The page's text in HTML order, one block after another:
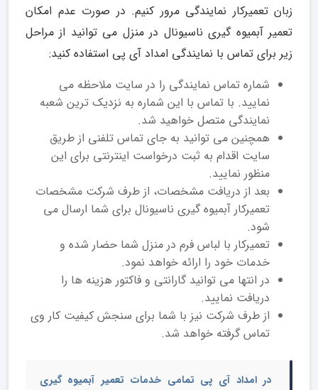
زبان تعمیرکار نمایندگی مرور کنیم. در صورت عدم امکان
تعمیر آبمیوه گیری ناسیونال در منزل می توانید از مراحل
زیر برای تماس با نمایندگی امداد آی پی استفاده کنید:
شماره تماس نمایندگی را در سایت ملاحظه می
نمایید. با تماس با این شماره به نزدیک ترین شعبه
نمایندگی متصل خواهید شد.
همچنین می توانید به جای تماس تلفنی از طریق
سایت اقدام به ثبت درخواست اینترنتی برای این
منظور نمایید.
بعد از دریافت مشخصات، از طرف شرکت مشخصات
تعمیرکار آبمیوه گیری ناسیونال برای شما ارسال می
شود.
تعمیرکار با لباس فرم در منزل شما حضار شده و
خدمات خود را ارائه خواهد نمود.
در انتها می توانید گارانتی و فاکتور هزینه ها را
دریافت نمایید.
از طرف شرکت نیز با شما برای سنجش کیفیت کار وی
تماس گرفته خواهد شد.
در امداد آی پی تمامی خدمات تعمیر آبمیوه گیری